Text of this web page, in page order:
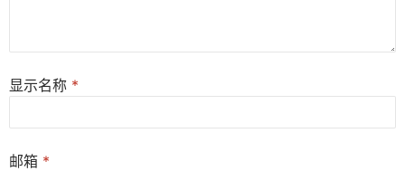
显示名称 *
邮箱 *